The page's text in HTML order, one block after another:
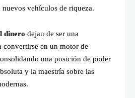
vehículos de riqueza.
dinero dejan de ser una
convertirse en un motor de
una posición de poder
y la maestría sobre las